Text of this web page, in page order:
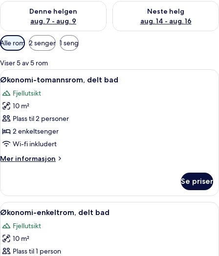
Denne helgen
aug. 7 - aug. 9
Sjekk tilgjengelighet for denne helgen, aug. 7 - aug. 9
Neste helg
aug. 14 - aug. 16
Sjekk tilgjengelighet for neste
Tilgjengelige
filtre
for
rom
Alle rom 2 senger 1 seng
Viser 5 av 5 rom
Åpne
alle
bildene
av
Økonomi-
tomannsrom,
delt
4
Økonomi-tomannsrom, delt bad
Fjellutsikt
10 m²
Plass til 2 personer
2 enkeltsenger
Wi-fi inkludert
Mer informasjon
Mer
tomannsrom,
delt
bad
Se priser
Åpne
alle
bildene
av
Økonomi-
4
Økonomi-enkeltrom, delt bad
Fjellutsikt
10 m²
Plass til 1 person